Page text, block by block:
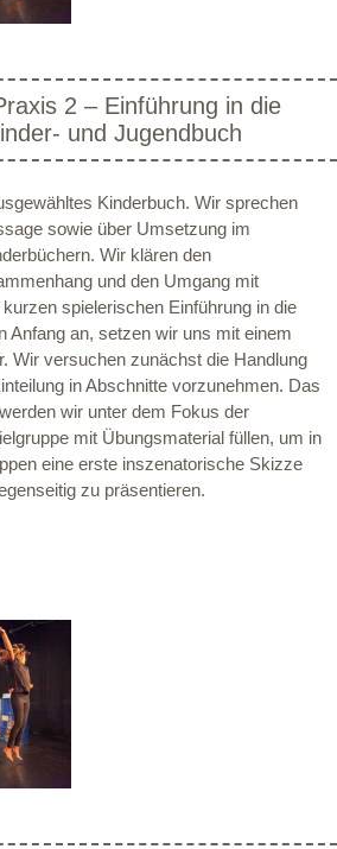
2 – Einführung in die
und Jugendbuch
Kinderbuch. Wir sprechen
sowie über Umsetzung im
Wir klären den
und den Umgang mit
spielerischen Einführung in die
Anfang an, setzen wir uns mit einem
Wir versuchen zunächst die Handlung
in Abschnitte vorzunehmen. Das
wir unter dem Fokus der
mit Übungsmaterial füllen, um in
eine erste inszenatorische Skizze
zu präsentieren.